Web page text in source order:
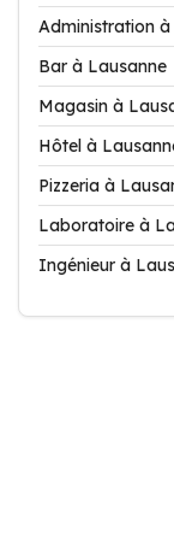
Administration
Bar à Lausanne
Magasin à
Hôtel à
Pizzeria à
Laboratoire à
Ingénieur à